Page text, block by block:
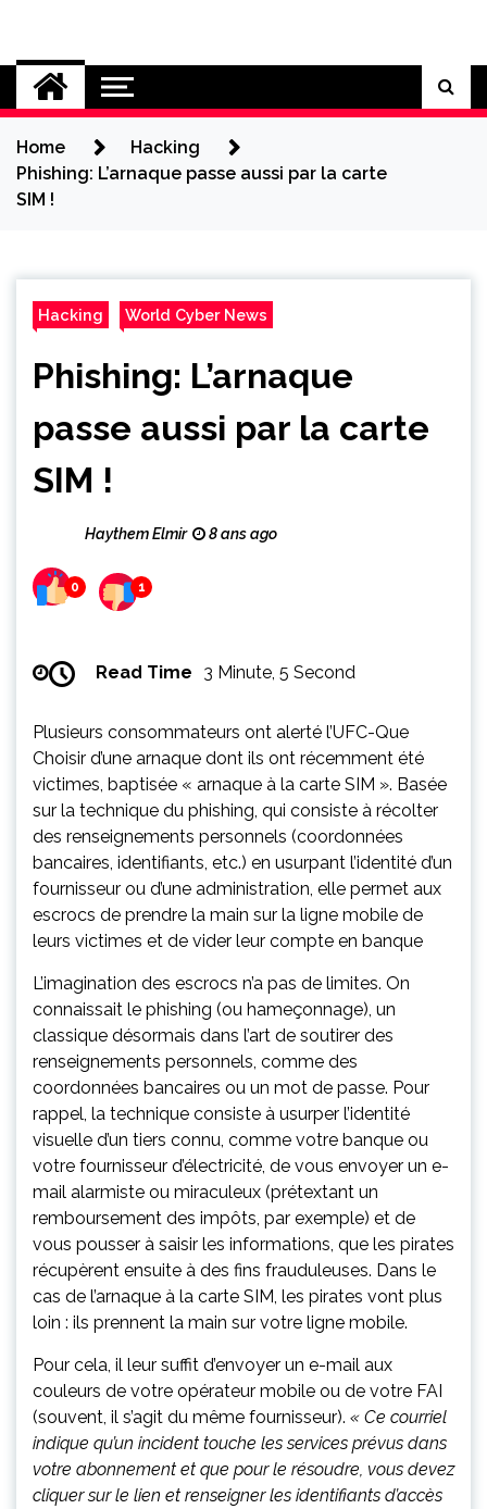
content
Cybersecurity News
Home
Hacking
Phishing: L’arnaque passe aussi par la carte
SIM !
Hacking World Cyber News
Phishing: L’arnaque
passe aussi par la carte
SIM !
Haythem Elmir 8 ans ago
0 1
Read Time 3 Minute, 5 Second
Plusieurs consommateurs ont alerté l’UFC-Que
Choisir d’une arnaque dont ils ont récemment été
victimes, baptisée « arnaque à la carte SIM ». Basée
sur la technique du phishing, qui consiste à récolter
des renseignements personnels (coordonnées
bancaires, identifiants, etc.) en usurpant l’identité d’un
fournisseur ou d’une administration, elle permet aux
escrocs de prendre la main sur la ligne mobile de
leurs victimes et de vider leur compte en banque
L’imagination des escrocs n’a pas de limites. On
connaissait le phishing (ou hameçonnage), un
classique désormais dans l’art de soutirer des
renseignements personnels, comme des
coordonnées bancaires ou un mot de passe. Pour
rappel, la technique consiste à usurper l’identité
visuelle d’un tiers connu, comme votre banque ou
votre fournisseur d’électricité, de vous envoyer un e-
mail alarmiste ou miraculeux (prétextant un
remboursement des impôts, par exemple) et de
vous pousser à saisir les informations, que les pirates
récupèrent ensuite à des fins frauduleuses. Dans le
cas de l’arnaque à la carte SIM, les pirates vont plus
loin : ils prennent la main sur votre ligne mobile.
Pour cela, il leur suffit d’envoyer un e-mail aux
couleurs de votre opérateur mobile ou de votre FAI
(souvent, il s’agit du même fournisseur). « Ce courriel
indique qu’un incident touche les services prévus dans
votre abonnement et que pour le résoudre, vous devez
cliquer sur le lien et renseigner les identifiants d’accès